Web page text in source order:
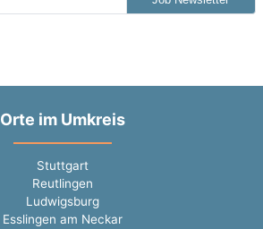
Orte im Umkreis
Stuttgart
Reutlingen
Ludwigsburg
Esslingen am Neckar